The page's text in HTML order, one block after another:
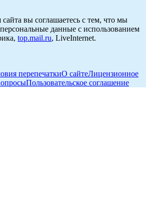
вы соглашаетесь с тем, что мы
данные с использованием
top.mail.ru, LiveInternet.
перепечаткиО сайтеЛицензионное
Пользовательское соглашение